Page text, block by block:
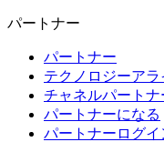
パートナー
パートナー
テクノロジーア
チャネルパートナ
パートナーになる
パートナーログイ